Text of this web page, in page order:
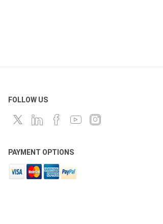
FOLLOW US
PAYMENT OPTIONS